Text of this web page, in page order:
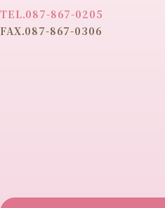
TEL.087-867-0205
FAX.087-867-0306